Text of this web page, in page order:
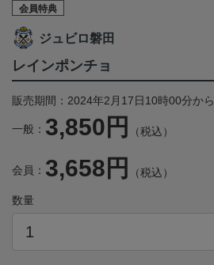
会員特典
ジュビロ磐田
レインポンチョ
販売期間：2024年2月17日10時00分から
一般： 3,850円 （税込）
会員： 3,658円 （税込）
数量